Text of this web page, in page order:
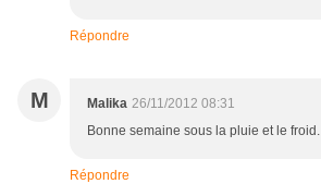
Répondre
M Malika 26/11/2012 08:31
Bonne semaine sous la pluie et le froid.
Répondre